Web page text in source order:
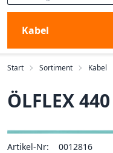
Kabel
Start Sortiment Kabel
ÖLFLEX
Artikel-Nr: 0012816